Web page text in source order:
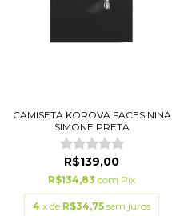
CAMISETA KOROVA FACES NINA
SIMONE PRETA
R$139,00
R$134,83 com Pix
4 x de R$34,75 sem juros